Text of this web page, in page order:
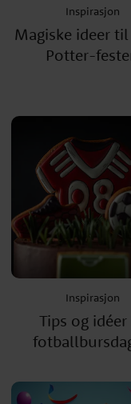
Inspirasjon
Magiske ideer
Potter-
Inspirasjon
Tips og